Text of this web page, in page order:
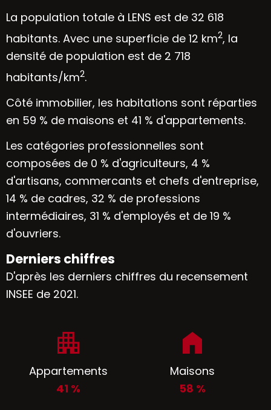
La population totale à LENS est de 32 618
habitants. Avec une superficie de 12 km2, la
densité de population est de 2 718
habitants/km2.
Côté immobilier, les habitations sont réparties
en 59 % de maisons et 41 % d'appartements.
Les catégories professionnelles sont
composées de 0 % d'agriculteurs, 4 %
d'artisans, commercants et chefs d'entreprise,
14 % de cadres, 32 % de professions
intermédiaires, 31 % d'employés et de 19 %
d'ouvriers.
Derniers chiffres
D'après les derniers chiffres du recensement
INSEE de 2021.
Appartements
41 %
Maisons
58 %